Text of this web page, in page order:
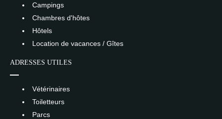
Campings
Chambres d'hôtes
Hôtels
Location de vacances / Gîtes
ADRESSES UTILES
Vétérinaires
Toiletteurs
Parcs